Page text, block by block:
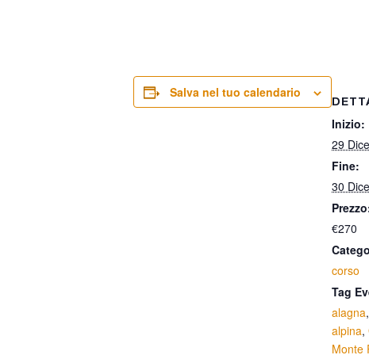
Salva nel tuo calendario
Inizio:
29
Fine:
30
€270
corso
Tag
alagna,
alpina,
Monte